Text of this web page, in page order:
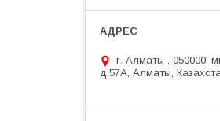
г. Алматы , 050000,
д.57А, Алматы,